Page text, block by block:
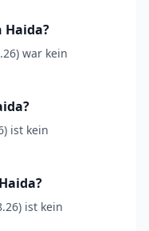
Haida?
war kein
ist kein
ist kein